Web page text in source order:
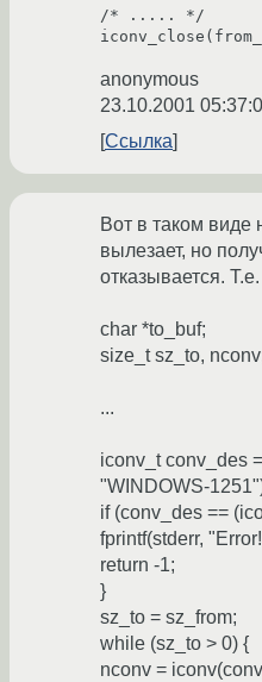
/* ..... */
anonymous
23.10.2001
Ссылка
Вот в таком виде
вылезает, но
отказывается.
char *to_buf;
size_t sz_to,
...
iconv_t conv_des
"WINDOWS-
if (conv_des ==
fprintf(stderr,
return -1;
}
sz_to = sz_from;
while (sz_to > 0) {
nconv =